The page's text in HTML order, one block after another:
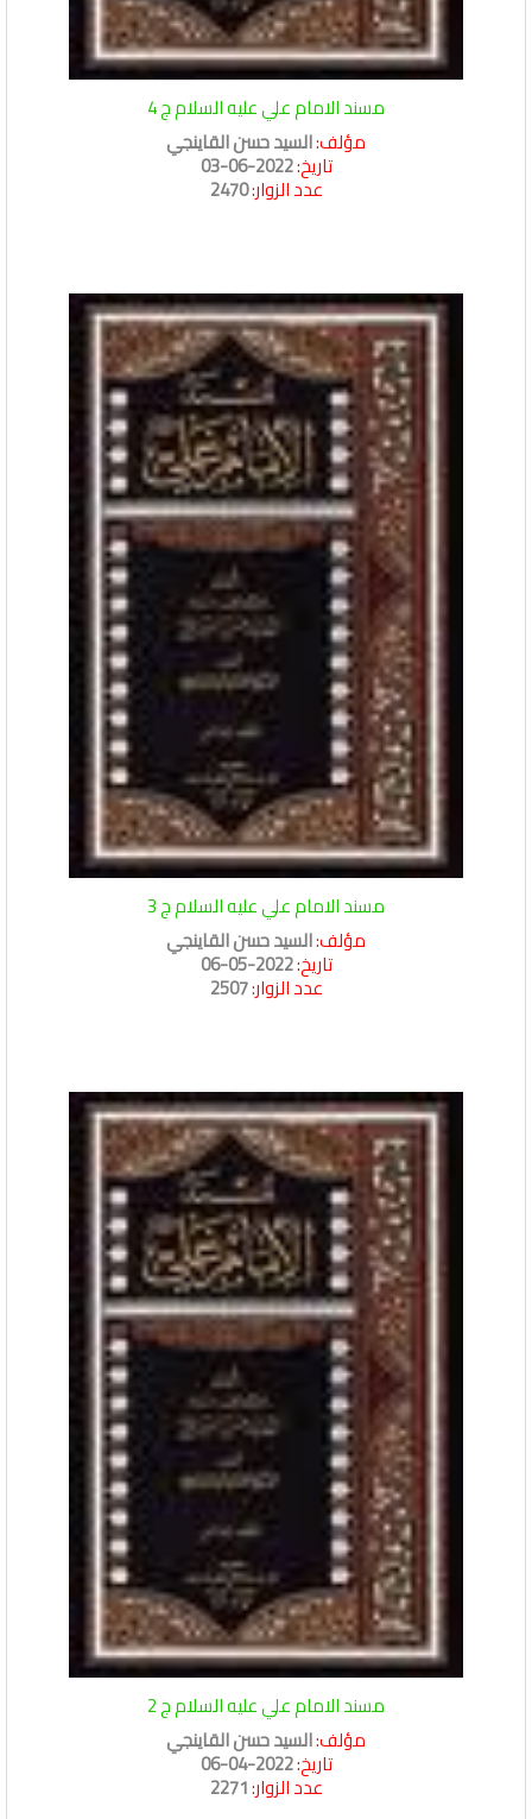
مسند الامام علي عليه السلام ج 4
مؤلف:السيد حسن القاينجي
تاريخ:2022-06-03
عدد الزوار:2470
مسند الامام علي عليه السلام ج 3
مؤلف:السيد حسن القاينجي
تاريخ:2022-05-06
عدد الزوار:2507
مسند الامام علي عليه السلام ج 2
مؤلف:السيد حسن القاينجي
تاريخ:2022-04-06
عدد الزوار:2271